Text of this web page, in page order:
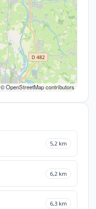
© OpenStreetMap contributors
5,2 km
6,2 km
6,3 km